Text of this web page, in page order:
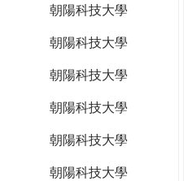
朝陽科技大學
朝陽科技大學
朝陽科技大學
朝陽科技大學
朝陽科技大學
朝陽科技大學